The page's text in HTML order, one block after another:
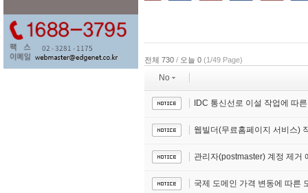
전체 730 / 오늘 0 (1/49 Page)
No
IDC 통신선로 이설 작업에 따
웹빌더(무료홈페이지 서비스)
관리자(postmaster) 계정 제거
국제 도메인 가격 변동에 따른